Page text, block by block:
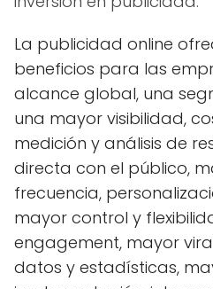
La publicidad online
beneficios para las
alcance global, una
una mayor visibilidad,
medición y análisis de
directa con el público,
frecuencia,
mayor control y
engagement, mayor
datos y estadísticas,